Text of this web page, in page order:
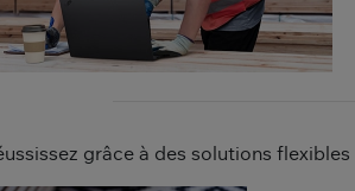
grâce à des solutions flexibles